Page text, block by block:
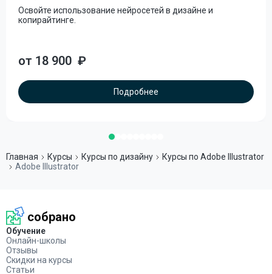
Освойте использование нейросетей в дизайне и
копирайтинге.
от 18 900 ₽
Подробнее
Главная Курсы Курсы по дизайну
Курсы по Adobe Illustrator
Adobe Illustrator
собрано
Обучение
Онлайн-школы
Отзывы
Скидки на курсы
Статьи